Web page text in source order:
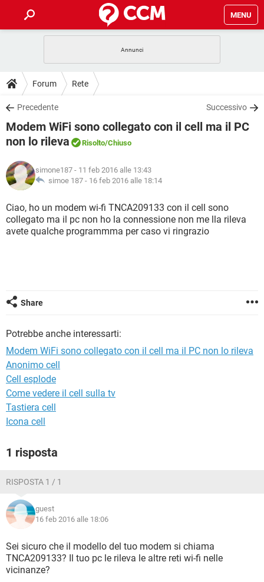
MENU
INTRATTENIMENTO
iOS
INSTAGRAM WHATSAPP
TIKTOK
HARDWARE
GUIDE
COVID-19
iOS
TIKTOK FACEBOOK
DOWNLOAD
COVID-19 GAMING
INTRATTENIMENTO
iOS WINDOWS 10
INSTAGRAM
TIKTOK FACEBOOK
HARDWARE
FORUM
INTRATTENIMENTO ANDROID
INSTAGRAM WHATSAPP
TIKTOK
GLOSSARIO
COVID-19
INTRATTENIMENTO ANDROID
iOS WINDOWS 10
Forum Rete
Precedente Successivo
Modem WiFi sono collegato con il cell ma il PC
non lo rileva
Risolto/Chiuso
simone187 - 11 feb 2016 alle 13:43
simoe 187 - 16 feb 2016 alle 18:14
Ciao, ho un modem wi-fi TNCA209133 con il cell sono
collegato ma il pc non ho la connessione non me lla rileva
avete qualche programmma per caso vi ringrazio
Share
Potrebbe anche interessarti:
Modem WiFi sono collegato con il cell ma il PC non lo rileva
Anonimo cell
Cell esplode
Come vedere il cell sulla tv
Tastiera cell
Icona cell
1 risposta
RISPOSTA 1 / 1
guest
16 feb 2016 alle 18:06
Sei sicuro che il modello del tuo modem si chiama
TNCA209133? Il tuo pc le rileva le altre reti wi-fi nelle
vicinanze?